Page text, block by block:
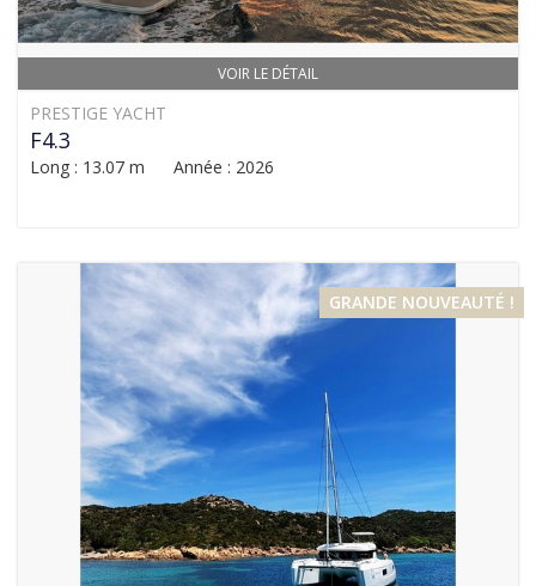
VOIR LE DÉTAIL
PRESTIGE YACHT
F4.3
Long : 13.07 m Année : 2026
GRANDE NOUVEAUTÉ !